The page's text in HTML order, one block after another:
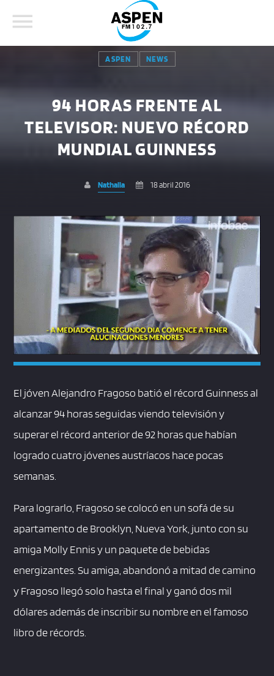
BUSCAR EN EL SITIO:
COMPARTE ESTA PÁGINA EN:
Twitter
Facebook
Whatsapp
ASPEN NEWS
94 HORAS FRENTE AL
TELEVISOR: NUEVO RÉCORD
MUNDIAL GUINNESS
Nathalia 18 abril 2016
El jóven Alejandro Fragoso batió el récord Guinness al
alcanzar 94 horas seguidas viendo televisión y
superar el récord anterior de 92 horas que habían
logrado cuatro jóvenes austríacos hace pocas
semanas.
Para lograrlo, Fragoso se colocó en un sofá de su
apartamento de Brooklyn, Nueva York, junto con su
amiga Molly Ennis y un paquete de bebidas
energizantes. Su amiga, abandonó a mitad de camino
y Fragoso llegó solo hasta el final y ganó dos mil
dólares además de inscribir su nombre en el famoso
libro de récords.